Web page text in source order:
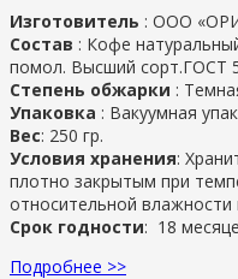
Изготовитель : ООО
Состав : Кофе
помол. Высший сорт.ГОСТ
Степень обжарки :
Упаковка : Вакуумная
Вес: 250 гр.
Условия хранения:
плотно закрытым при
относительной влажности
Срок годности: 18
Подробнее >>